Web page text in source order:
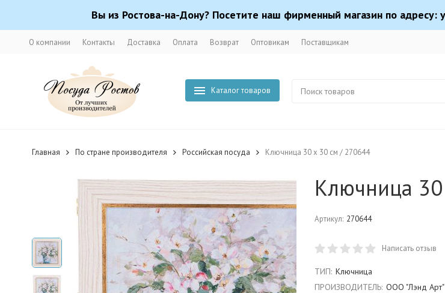
Вы из Ростова-на-Дону? Посетите наш фирменный магазин по
О компании Контакты Доставка Оплата Возврат Оптовикам Поставщикам
Каталог товаров
Главная По стране производителя Российская посуда Ключница 30 х 30 см / 270644
Ключница
Артикул: 270644
Написать отзыв
ТИП: Ключница
ПРОИЗВОДИТЕЛЬ: ООО "Лэнд Арт"